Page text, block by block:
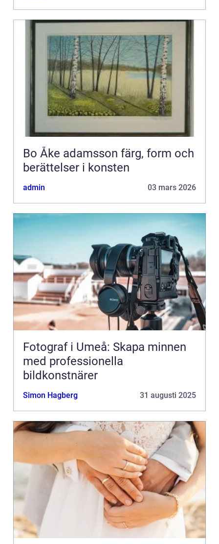
Bo Åke adamsson färg, form och
berättelser i konsten
admin 03 mars 2026
Fotograf i Umeå: Skapa minnen
med professionella
bildkonstnärer
Simon Hagberg 31 augusti 2025